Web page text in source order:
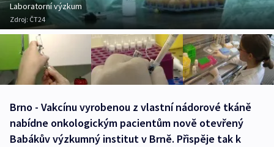
Laboratorní výzkum
Zdroj: ČT24
Brno - Vakcínu vyrobenou z vlastní nádorové tkáně
nabídne onkologickým pacientům nově otevřený
Babákův výzkumný institut v Brně. Přispěje tak k